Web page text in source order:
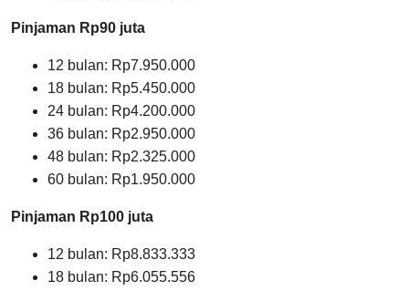
Pinjaman Rp90 juta
12 bulan: Rp7.950.000
18 bulan: Rp5.450.000
24 bulan: Rp4.200.000
36 bulan: Rp2.950.000
48 bulan: Rp2.325.000
60 bulan: Rp1.950.000
Pinjaman Rp100 juta
12 bulan: Rp8.833.333
18 bulan: Rp6.055.556